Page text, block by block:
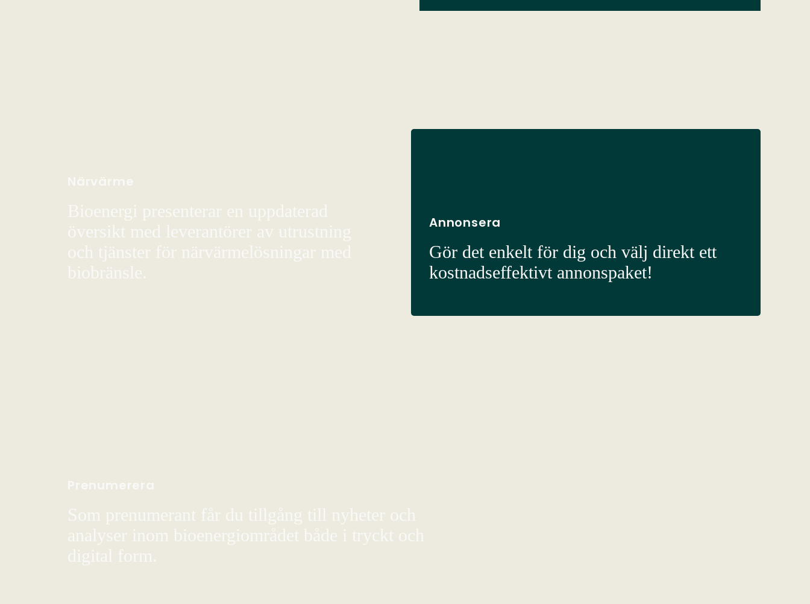
Närvärme
Bioenergi presenterar en uppdaterad
översikt med leverantörer av utrustning
och tjänster för närvärmelösningar med
biobränsle.
Annonsera
Gör det enkelt för dig och välj direkt ett
kostnadseffektivt annonspaket!
Prenumerera
Som prenumerant får du tillgång till nyheter och
analyser inom bioenergiområdet både i tryckt och
digital form.